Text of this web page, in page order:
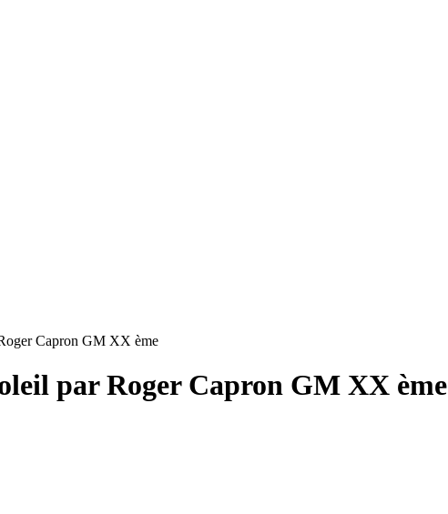
Capron GM XX ème
par Roger Capron GM XX ème